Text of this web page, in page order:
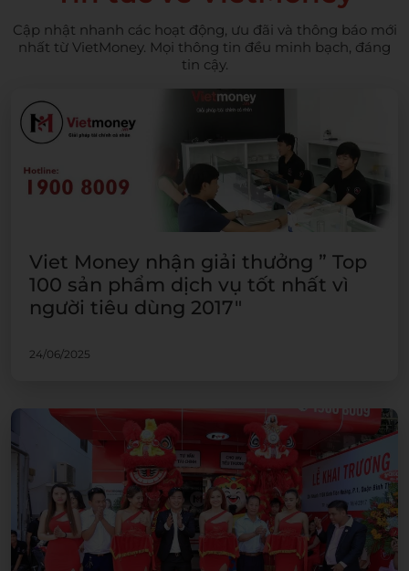
Cập nhật nhanh các hoạt động, ưu đãi và thông báo mới
nhất từ VietMoney. Mọi thông tin đều minh bạch, đáng
tin cậy.
Viet Money nhận giải thưởng ” Top
100 sản phẩm dịch vụ tốt nhất vì
người tiêu dùng 2017″
24/06/2025